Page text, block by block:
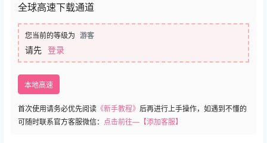
全球高速下载通道
您当前的等级为 游客
请先 登录
本地高速
首次使用请务必优先阅读 《新手教程》 后再进行上手操作，如遇到不懂的
可随时联系官方客服微信： 点击前往—【添加客服】